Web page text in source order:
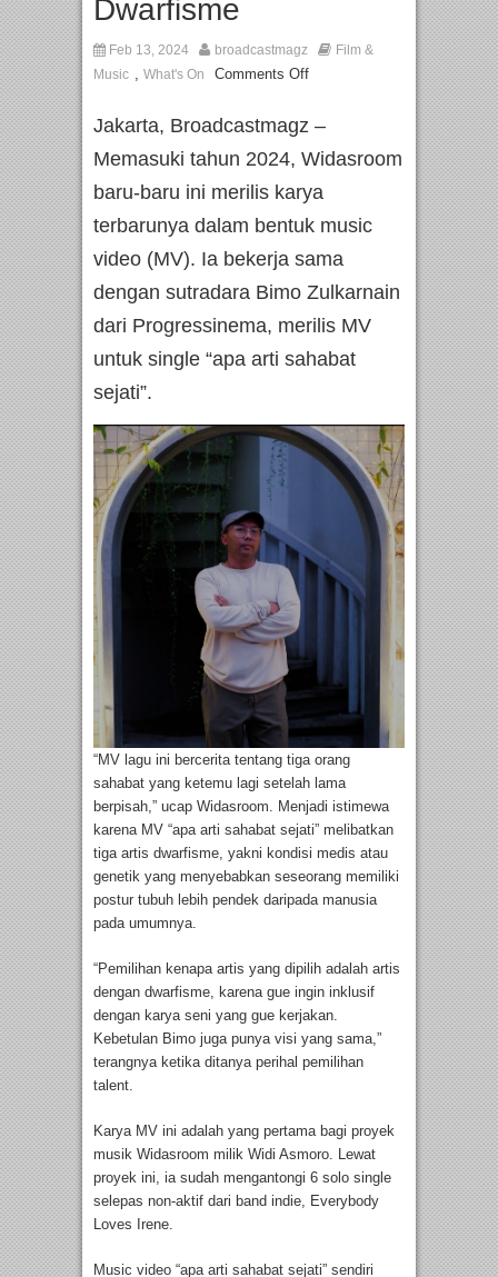
Dwarfisme
Feb 13, 2024 broadcastmagz
Film &
Music , What's On Comments Off
Jakarta, Broadcastmagz –
Memasuki tahun 2024, Widasroom
baru-baru ini merilis karya
terbarunya dalam bentuk music
video (MV). Ia bekerja sama
dengan sutradara Bimo Zulkarnain
dari Progressinema, merilis MV
untuk single “apa arti sahabat
sejati”.
“MV lagu ini bercerita tentang tiga orang
sahabat yang ketemu lagi setelah lama
berpisah,” ucap Widasroom. Menjadi istimewa
karena MV “apa arti sahabat sejati” melibatkan
tiga artis dwarfisme, yakni kondisi medis atau
genetik yang menyebabkan seseorang memiliki
postur tubuh lebih pendek daripada manusia
pada umumnya.
“Pemilihan kenapa artis yang dipilih adalah artis
dengan dwarfisme, karena gue ingin inklusif
dengan karya seni yang gue kerjakan.
Kebetulan Bimo juga punya visi yang sama,”
terangnya ketika ditanya perihal pemilihan
talent.
Karya MV ini adalah yang pertama bagi proyek
musik Widasroom milik Widi Asmoro. Lewat
proyek ini, ia sudah mengantongi 6 solo single
selepas non-aktif dari band indie, Everybody
Loves Irene.
Music video “apa arti sahabat sejati” sendiri